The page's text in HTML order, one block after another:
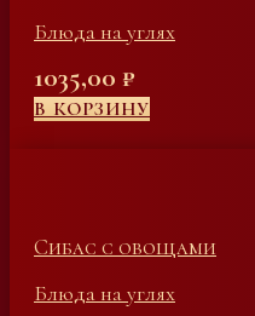
Блюда на углях
1035,00 ₽
В КОРЗИНУ
Сибас с овощами
Блюда на углях